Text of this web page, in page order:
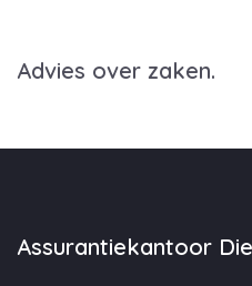
Advies over zaken.
Assurantiekantoor